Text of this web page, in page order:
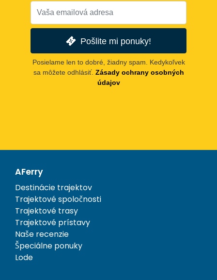
Pošlite mi ponuky!
Posielame len to dobré, žiadny spam. Kedykoľvek
sa môžete odhlásiť. Zásady ochrany osobných
údajov
AFerry
Destinácie trajektov
Trajektové spoločnosti
Trajektové trasy
Trajektové prístavy
Naše recenzie
Špeciálne ponuky
Lode